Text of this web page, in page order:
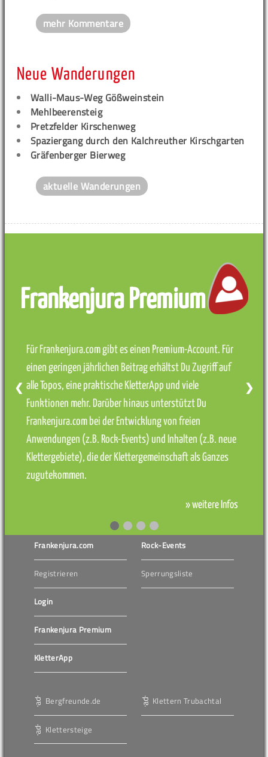
mehr Kommentare
Neue Wanderungen
Walli-Maus-Weg Gößweinstein
Mehlbeerensteig
Pretzfelder Kirschenweg
Spaziergang durch den Kalchreuther Kirschgarten
Gräfenberger Bierweg
aktuelle Wanderungen
Frankenjura Premium
Für Frankenjura.com gibt es einen Premium-Account. Für
einen geringen jährlichen Beitrag erhältst Du Zugriff auf
alle Topos, eine praktische KletterApp und viele
Funktionen mehr. Darüber hinaus unterstützt Du
Frankenjura.com bei der Entwicklung von freien
Anwendungen (z.B. Rock-Events) und Inhalten (z.B. neue
Klettergebiete), die der Klettergemeinschaft als Ganzes
zugutekommen.
» weitere Infos
❮ ❯
Frankenjura.com
Registrieren
Login
Frankenjura Premium
KletterApp
Rock-Events
Sperrungsliste
Bergfreunde.de
Klettersteige
Klettern Trubachtal